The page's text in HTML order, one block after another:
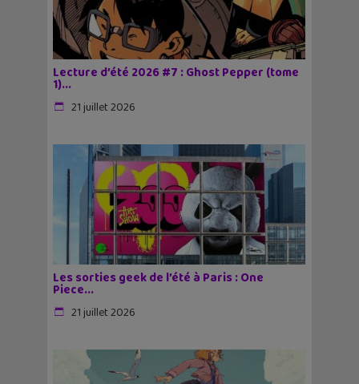
Lecture d’été 2026 #7 : Ghost Pepper (tome
1)...
21 juillet 2026
Les sorties geek de l’été à Paris : One
Piece...
21 juillet 2026